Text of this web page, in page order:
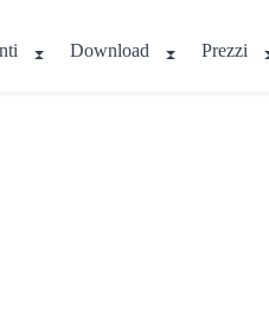
Download Prezzi